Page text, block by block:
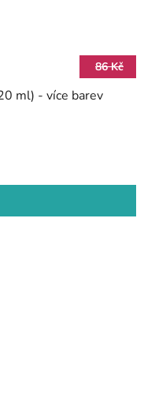
86 Kč
ml) - více barev